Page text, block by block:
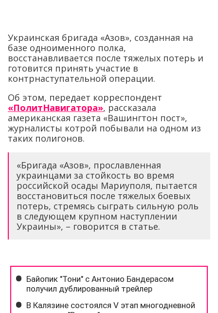
Украинская бригада «Азов», созданная на
базе одноименного полка,
восстанавливается после тяжелых потерь и
готовится принять участие в
контрнаступательной операции.
Об этом, передает корреспондент
«ПолитНавигатора», рассказала
американская газета «Вашингтон пост»,
журналисты котрой побывали на одном из
таких полигонов.
«Бригада «Азов», прославленная
украинцами за стойкость во время
российской осады Мариуполя, пытается
восстановиться после тяжелых боевых
потерь, стремясь сыграть сильную роль
в следующем крупном наступлении
Украины», – говорится в статье.